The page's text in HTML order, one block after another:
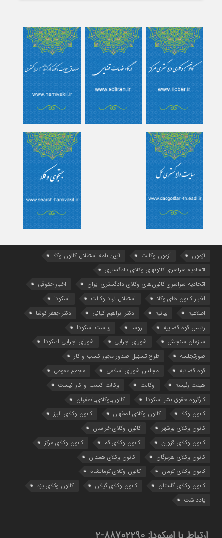
آزمون آزمون وکالت
آیین ‌نامه استقلال کانون وکلا
اتحادیه سراسری کانونهای وکلای دادگستری
اتحادیه سراسری کانون‌های وکلای دادگستری ایران
اخبار حقوقی
اخبار کانون های وکلا
استقلال نهاد وکالت
اسکودا
اطلاعیه
بیانیه دکتر ابراهیم کیانی
دکتر جعفر کوشا
رئیس قوه قضاییه
روسا
ریاست اسکودا
سازمان سنجش
شورای اجرایی
شورای اجرایی اسکودا
صورتجلسه
طرح تسهیل صدور مجوز کسب و کار
قوه قضائیه
مجلس شورای اسلامی
مجمع عمومی
هیئت رئیسه
وکالت
وکالت_کسب_و_کار_نیست
کارگروه حقوق بشر اسکودا
کانون_وکلای_اصفهان
کانون وکلا
کانون وکلای اصفهان
کانون وکلای البرز
کانون وکلای بوشهر
کانون وکلای خراسان
کانون وکلای قزوین
کانون وکلای قم
کانون وکلای مرکز
کانون وکلای هرمزگان
کانون وکلای همدان
کانون وکلای کرمان
کانون وکلای کرمانشاه
کانون وکلای گلستان
کانون وکلای گیلان
کانون وکلای یزد
یادداشت